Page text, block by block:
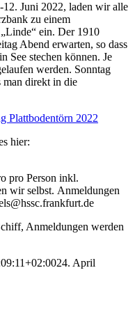
Juni 2022, laden wir alle
zu einem
ein. Der 1910
Abend erwarten, so dass
See stechen können. Je
werden. Sonntag
man direkt in die
Plattbodentörn 2022
hier:
pro Person inkl.
wir selbst. Anmeldungen
Anmeldungen werden
24. April